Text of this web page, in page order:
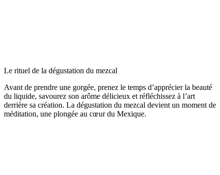
Le rituel de la dégustation du mezcal
Avant de prendre une gorgée, prenez le temps d’apprécier la beauté
du liquide, savourez son arôme délicieux et réfléchissez à l’art
derrière sa création. La dégustation du mezcal devient un moment de
méditation, une plongée au cœur du Mexique.